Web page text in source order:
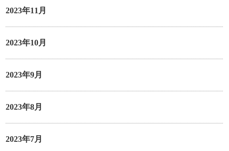
2023年11月
2023年10月
2023年9月
2023年8月
2023年7月